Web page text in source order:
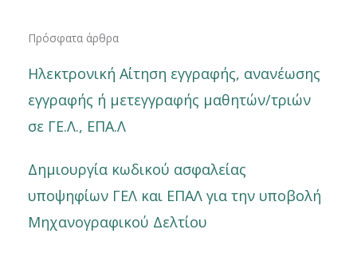
Πρόσφατα άρθρα
Ηλεκτρονική Αίτηση εγγραφής, ανανέωσης
εγγραφής ή μετεγγραφής μαθητών/τριών
σε ΓΕ.Λ., ΕΠΑ.Λ
Δημιουργία κωδικού ασφαλείας
υποψηφίων ΓΕΛ και ΕΠΑΛ για την υποβολή
Μηχανογραφικού Δελτίου